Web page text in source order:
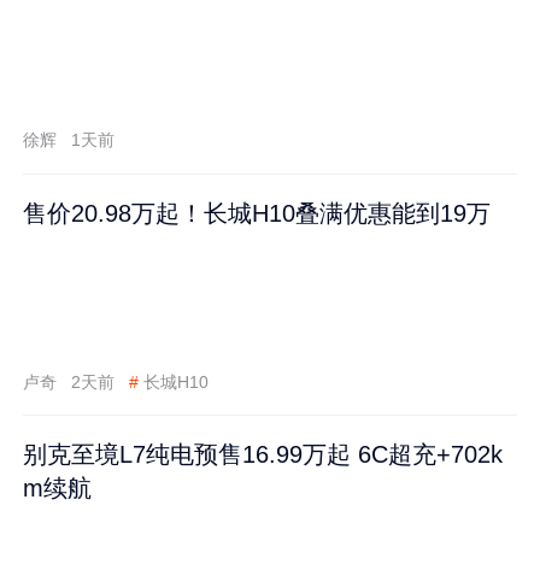
徐辉 1天前
售价20.98万起！长城H10叠满优惠能到19万
卢奇 2天前 # 长城H10
别克至境L7纯电预售16.99万起 6C超充+702k
m续航